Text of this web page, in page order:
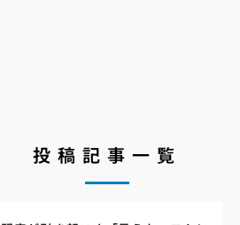
投稿記事一覧